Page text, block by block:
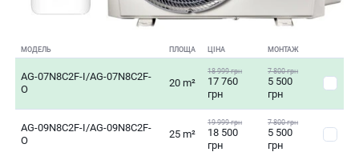
МОДЕЛЬ ПЛОЩА ЦІНА МОНТАЖ
AG-07N8C2F-I/AG-07N8C2F-
O
20 m²
18 999 грн
17 760
грн
7 800 грн
5 500
грн
AG-09N8C2F-I/AG-09N8C2F-
O
25 m²
19 999 грн
18 500
грн
7 800 грн
5 500
грн